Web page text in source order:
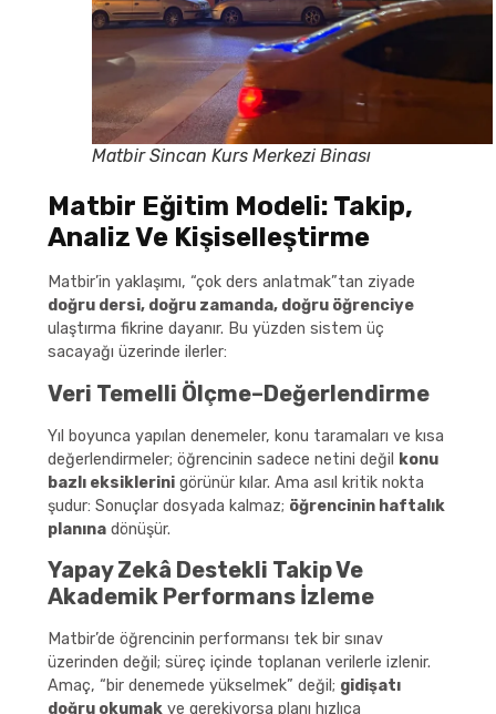
Matbir Sincan Kurs Merkezi Binası
Matbir Eğitim Modeli: Takip,
Analiz Ve Kişiselleştirme
Matbir’in yaklaşımı, “çok ders anlatmak”tan ziyade
doğru dersi, doğru zamanda, doğru öğrenciye
ulaştırma fikrine dayanır. Bu yüzden sistem üç
sacayağı üzerinde ilerler:
Veri Temelli Ölçme–Değerlendirme
Yıl boyunca yapılan denemeler, konu taramaları ve kısa
değerlendirmeler; öğrencinin sadece netini değil
konu
bazlı eksiklerinigörünür kılar. Ama asıl kritik nokta
şudur: Sonuçlar dosyada kalmaz; öğrencinin haftalık
planınadönüşür.
Yapay Zekâ Destekli Takip Ve
Akademik Performans İzleme
Matbir’de öğrencinin performansı tek bir sınav
üzerinden değil; süreç içinde toplanan verilerle izlenir.
Amaç, “bir denemede yükselmek” değil; gidişatı
doğru okumakve gerekiyorsa planı hızlıca